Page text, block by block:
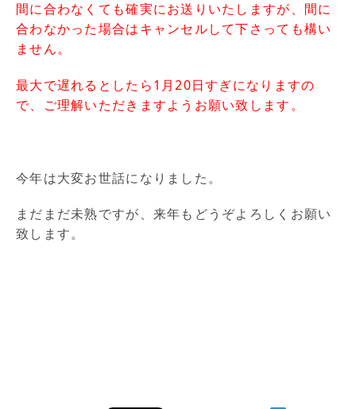
間に合わなくても確実にお送りいたしますが、間に
合わなかった場合はキャンセルして下さっても構い
ません。
最大で遅れるとしたら1月20日すぎになりますの
で、ご理解いただきますようお願い致します。
今年は大変お世話になりました。
まだまだ未熟ですが、来年もどうぞよろしくお願い
致します。